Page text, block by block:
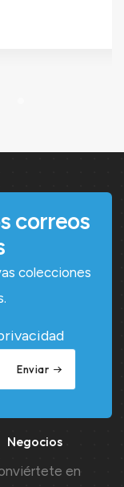
correos
colecciones
Enviar
Negocios
en